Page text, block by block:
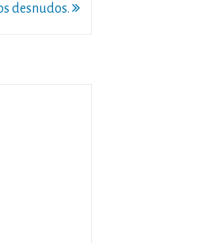
desnudos.